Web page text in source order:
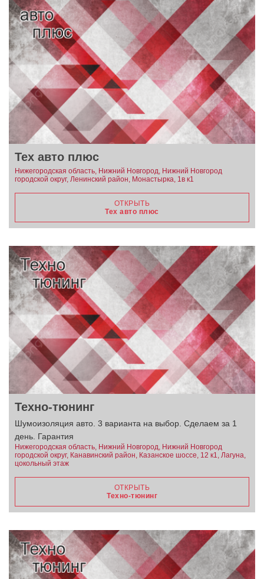
Тех авто плюс
Нижегородская область, Нижний Новгород, Нижний Новгород
городской округ, Ленинский район, Монастырка, 1в к1
ОТКРЫТЬ
Тех авто плюс
Техно-тюнинг
Шумоизоляция авто. 3 варианта на выбор. Сделаем за 1
день. Гарантия
Нижегородская область, Нижний Новгород, Нижний Новгород
городской округ, Канавинский район, Казанское шоссе, 12 к1, Лагуна,
цокольный этаж
ОТКРЫТЬ
Техно-тюнинг